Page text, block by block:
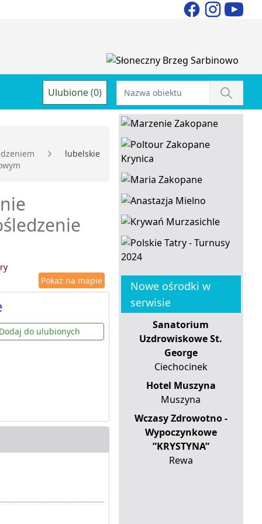
Ulubione (0)
lubelskie
Pokaż na mapie
do ulubionych
Nowe ośrodki w
serwisie
Sanatorium
Uzdrowiskowe St.
George
Ciechocinek
Hotel Muszyna
Muszyna
Wczasy Zdrowotno -
Wypoczynkowe
”KRYSTYNA”
Rewa